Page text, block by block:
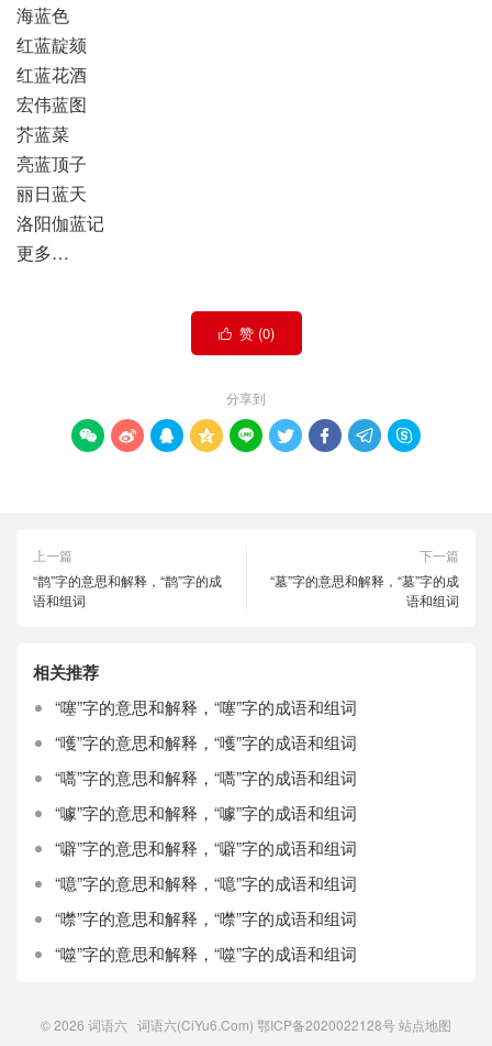
海蓝色
红蓝靛颏
红蓝花酒
宏伟蓝图
芥蓝菜
亮蓝顶子
丽日蓝天
洛阳伽蓝记
更多…
 赞 (0)
分享到
        
上一篇
“鹊”字的意思和解释，“鹊”字的成
语和组词
下一篇
“墓”字的意思和解释，“墓”字的成
语和组词
相关推荐
“噻”字的意思和解释，“噻”字的成语和组词
“嚄”字的意思和解释，“嚄”字的成语和组词
“嚆”字的意思和解释，“嚆”字的成语和组词
“噱”字的意思和解释，“噱”字的成语和组词
“噼”字的意思和解释，“噼”字的成语和组词
“噫”字的意思和解释，“噫”字的成语和组词
“噤”字的意思和解释，“噤”字的成语和组词
“噬”字的意思和解释，“噬”字的成语和组词
© 2026 词语六 词语六(CiYu6.Com) 鄂ICP备2020022128号站点地图